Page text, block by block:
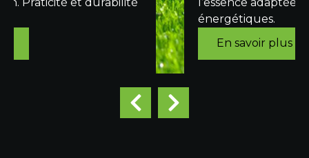
végétal
saines et productives.
En